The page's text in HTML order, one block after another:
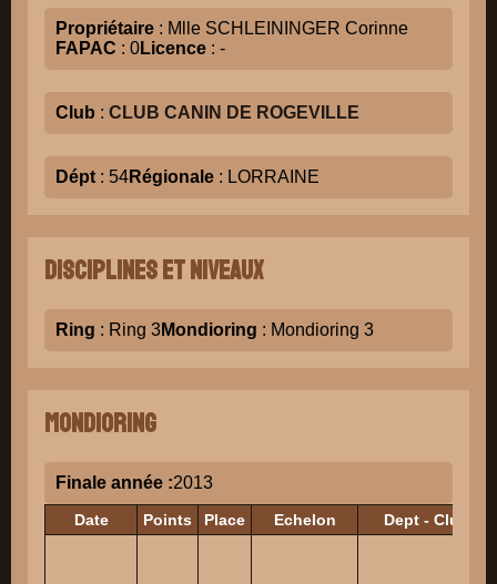
Propriétaire : Mlle SCHLEININGER Corinne
FAPAC : 0Licence : -
Club : CLUB CANIN DE ROGEVILLE
Dépt : 54Régionale : LORRAINE
Disciplines et niveaux
Ring : Ring 3Mondioring : Mondioring 3
Mondioring
Finale année :2013
Date Points Place Echelon Dept - Club